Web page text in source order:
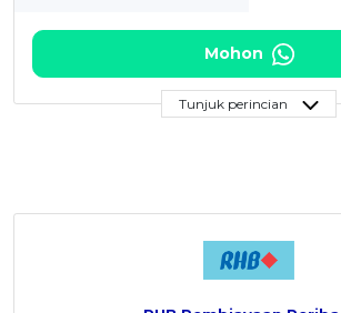
Mohon
Tunjuk perincian